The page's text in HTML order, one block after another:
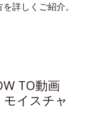
詳しくご紹介。
TO動画
イスチャ